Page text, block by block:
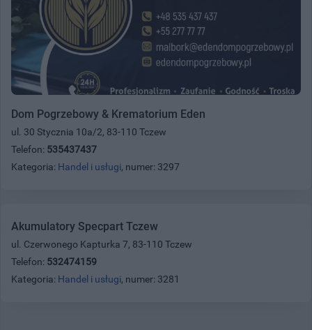
Dom Pogrzebowy & Krematorium Eden
ul. 30 Stycznia 10a/2, 83-110 Tczew
Telefon: 535437437
Kategoria: Handel i usługi, numer: 3297
Akumulatory Specpart Tczew
ul. Czerwonego Kapturka 7, 83-110 Tczew
Telefon: 532474159
Kategoria: Handel i usługi, numer: 3281